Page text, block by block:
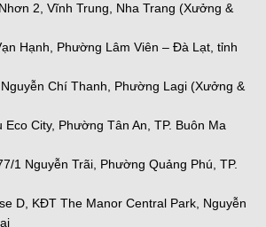
2, Vĩnh Trung, Nha Trang (Xưởng &
Hạnh, Phường Lâm Viên – Đà Lạt, tỉnh
Chí Thanh, Phường Lagi (Xưởng &
Eco City, Phường Tân An, TP. Buôn Ma
1 Nguyễn Trãi, Phường Quảng Phú, TP.
D, KĐT The Manor Central Park, Nguyễn